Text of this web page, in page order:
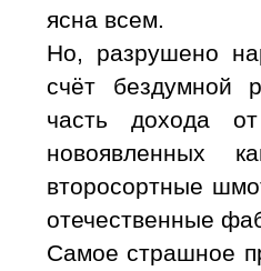
ясна всем.
Но, разрушено
счёт бездумной
часть дохода
новоявленных
второсортные
отечественные
Самое страшное